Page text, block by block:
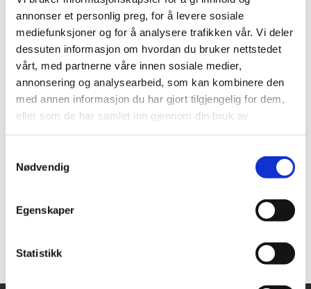
annonser et personlig preg, for å levere sosiale
mediefunksjoner og for å analysere trafikken vår. Vi deler
dessuten informasjon om hvordan du bruker nettstedet
vårt, med partnerne våre innen sosiale medier,
annonsering og analysearbeid, som kan kombinere den
med annen informasjon du har gjort tilgjengelig for dem,
eller som de har samlet inn gjennom din bruk av
Nødvendig
Egenskaper
Statistikk
Rødt Konservativt
Høyre
Støttes ikke av:
Industri- og Næringspartiet